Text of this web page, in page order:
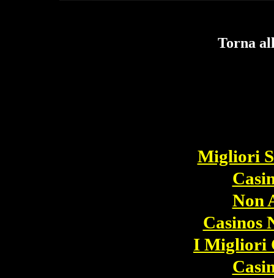
Torna
Migliori
Non
Casinos
I Migliori